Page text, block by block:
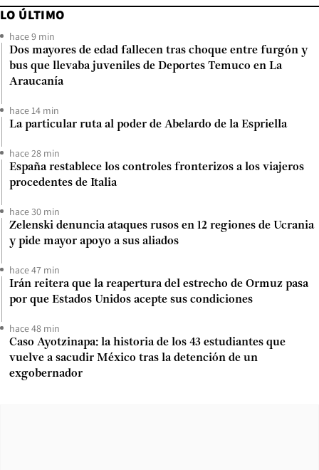
LO ÚLTIMO
hace 9 min
Dos mayores de edad fallecen tras choque entre furgón y
bus que llevaba juveniles de Deportes Temuco en La
Araucanía
hace 14 min
La particular ruta al poder de Abelardo de la Espriella
hace 28 min
España restablece los controles fronterizos a los viajeros
procedentes de Italia
hace 30 min
Zelenski denuncia ataques rusos en 12 regiones de Ucrania
y pide mayor apoyo a sus aliados
hace 47 min
Irán reitera que la reapertura del estrecho de Ormuz pasa
por que Estados Unidos acepte sus condiciones
hace 48 min
Caso Ayotzinapa: la historia de los 43 estudiantes que
vuelve a sacudir México tras la detención de un
exgobernador